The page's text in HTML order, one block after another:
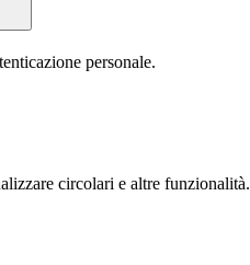
personale.
circolari e altre funzionalità.